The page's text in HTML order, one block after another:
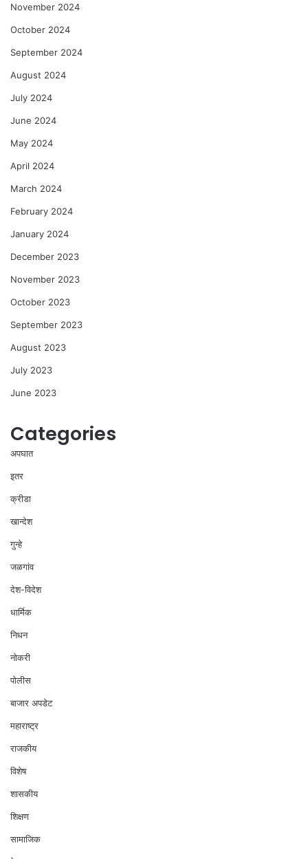
November 2024
October 2024
September 2024
August 2024
July 2024
June 2024
May 2024
April 2024
March 2024
February 2024
January 2024
December 2023
November 2023
October 2023
September 2023
August 2023
July 2023
June 2023
Categories
अपघात
इतर
क्रीडा
खान्देश
गुन्हे
जळगांव
देश-विदेश
धार्मिक
निधन
नोकरी
पोलीस
बाजार अपडेट
महाराष्ट्र
राजकीय
विशेष
शासकीय
शिक्षण
सामाजिक